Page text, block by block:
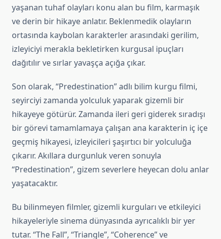
yaşanan tuhaf olayları konu alan bu film, karmaşık
ve derin bir hikaye anlatır. Beklenmedik olayların
ortasında kaybolan karakterler arasındaki gerilim,
izleyiciyi merakla bekletirken kurgusal ipuçları
dağıtılır ve sırlar yavaşça açığa çıkar.
Son olarak, “Predestination” adlı bilim kurgu filmi,
seyirciyi zamanda yolculuk yaparak gizemli bir
hikayeye götürür. Zamanda ileri geri giderek sıradışı
bir görevi tamamlamaya çalışan ana karakterin iç içe
geçmiş hikayesi, izleyicileri şaşırtıcı bir yolculuğa
çıkarır. Akıllara durgunluk veren sonuyla
“Predestination”, gizem severlere heyecan dolu anlar
yaşatacaktır.
Bu bilinmeyen filmler, gizemli kurguları ve etkileyici
hikayeleriyle sinema dünyasında ayrıcalıklı bir yer
tutar. “The Fall”, “Triangle”, “Coherence” ve